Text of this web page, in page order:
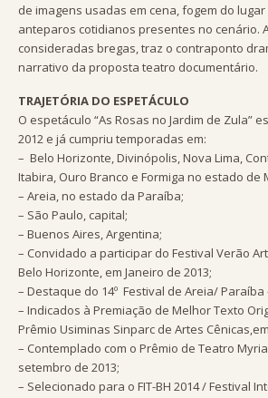
de imagens usadas em cena, fogem do
anteparos cotidianos presentes no cenário.
consideradas bregas, traz o contraponto
narrativo da proposta teatro documentário.
TRAJETÓRIA DO ESPETÁCULO
O espetáculo “As Rosas no Jardim de Zula”
2012 e já cumpriu temporadas em:
– Belo Horizonte, Divinópolis, Nova Lima,
Itabira, Ouro Branco e Formiga no estado de
– Areia, no estado da Paraíba;
– São Paulo, capital;
– Buenos Aires, Argentina;
– Convidado a participar do Festival Verão
Belo Horizonte, em Janeiro de 2013;
– Destaque do 14º Festival de Areia/ Paraíba
– Indicados à Premiação de Melhor Texto
Prêmio Usiminas Sinparc de Artes
– Contemplado com o Prêmio de Teatro
setembro de 2013;
– Selecionado para o FIT-BH 2014 / Festival